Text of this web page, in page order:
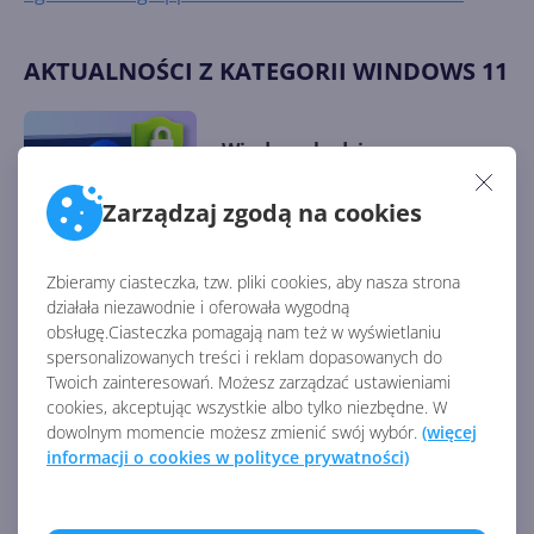
Zarządzaj zgodą na cookies
Zbieramy ciasteczka, tzw. pliki cookies, aby nasza strona
działała niezawodnie i oferowała wygodną
obsługę.Ciasteczka pomagają nam też w wyświetlaniu
spersonalizowanych treści i reklam dopasowanych do
Twoich zainteresowań. Możesz zarządzać ustawieniami
cookies, akceptując wszystkie albo tylko niezbędne. W
dowolnym momencie możesz zmienić swój wybór. (więcej
informacji o cookies w polityce prywatności)
AKTUALNOŚCI Z KATEGORII WINDOWS 11
Windows będzie
przyspiesza wykrywanie
podatności zero-day
Windows staje się potężnym
środowiskiem dla AI,
kontenerów i agentów
Microsoft ułatwia usuwanie
Copilota z Windows 11.